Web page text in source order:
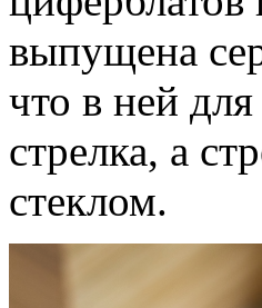
выпущена
что в ней
стрелка, а
стеклом.